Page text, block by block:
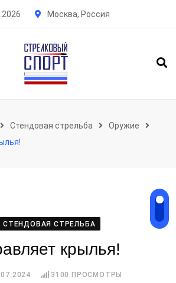
Москва, Россия
Стендовая стрельба
Оружие
СТЕНДОВАЯ СТРЕЛЬБА
крылья!
3100 ПРОСМОТРЫ